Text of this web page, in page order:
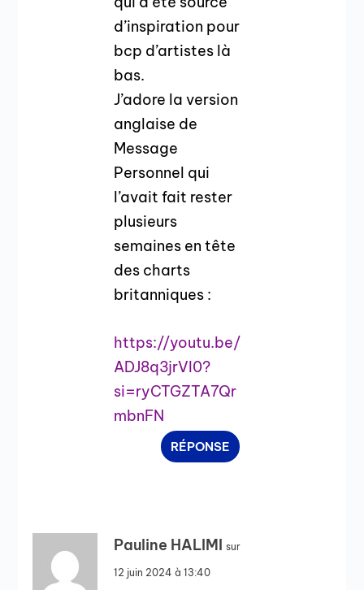
d’inspiration pour
bcp d’artistes là
bas.
J’adore la version
anglaise de
Message
Personnel qui
l’avait fait rester
plusieurs
semaines en tête
des charts
britanniques :
https://youtu.be/
ADJ8q3jrVI0?
si=ryCTGZTA7Qr
mbnFN
RÉPONSE
Pauline HALIMI sur
12 juin 2024 à 13:40